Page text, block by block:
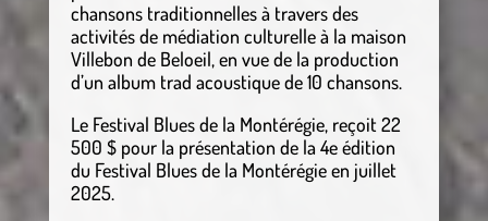
chansons traditionnelles à travers des
activités de médiation culturelle à la maison
Villebon de Beloeil, en vue de la production
d’un album trad acoustique de 10 chansons.
Le Festival Blues de la Montérégie, reçoit 22
500 $ pour la présentation de la 4e édition
du Festival Blues de la Montérégie en juillet
2025.